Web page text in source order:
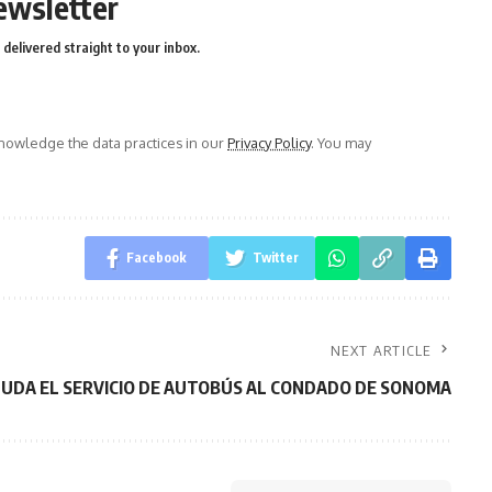
straight to your inbox.
the data practices in ourPrivacy Policy. You may
Facebook Twitter
NEXT ARTICLE
EL SERVICIO DE AUTOBÚS AL CONDADO DE SONOMA